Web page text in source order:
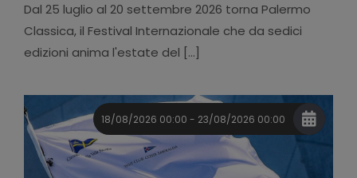
Dal 25 luglio al 20 settembre 2026 torna Palermo
Classica, il Festival Internazionale che da sedici
edizioni anima l'estate del [...]
18/08/2026 00:00 - 23/08/2026 00:00